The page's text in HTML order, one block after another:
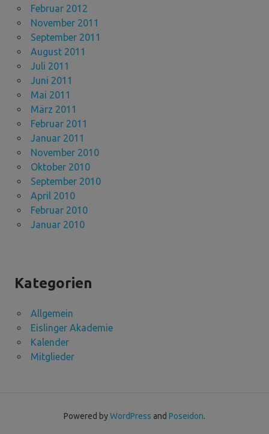
Februar 2012
November 2011
September 2011
August 2011
Juli 2011
Juni 2011
Mai 2011
März 2011
Februar 2011
Januar 2011
November 2010
Oktober 2010
September 2010
April 2010
Februar 2010
Januar 2010
Kategorien
Allgemein
Eislinger Akademie
Kalender
Mitglieder
Powered byWordPress and Poseidon.